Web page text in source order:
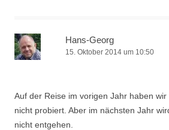
Hans-Georg
15. Oktober 2014 um 10:50
Auf der Reise im vorigen Jahr haben
nicht probiert. Aber im nächsten Jahr
nicht entgehen.